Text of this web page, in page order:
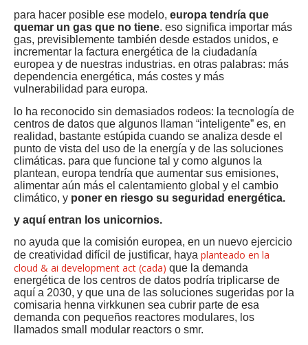
para hacer posible ese modelo, europa tendría que
quemar un gas que no tiene. eso significa importar más
gas, previsiblemente también desde estados unidos, e
incrementar la factura energética de la ciudadanía
europea y de nuestras industrias. en otras palabras: más
dependencia energética, más costes y más
vulnerabilidad para europa.
lo ha reconocido sin demasiados rodeos: la tecnología de
centros de datos que algunos llaman “inteligente” es, en
realidad, bastante estúpida cuando se analiza desde el
punto de vista del uso de la energía y de las soluciones
climáticas. para que funcione tal y como algunos la
plantean, europa tendría que aumentar sus emisiones,
alimentar aún más el calentamiento global y el cambio
climático, y poner en riesgo su seguridad energética.
y aquí entran los unicornios.
no ayuda que la comisión europea, en un nuevo ejercicio
de creatividad difícil de justificar, haya planteado en la
cloud & ai development act (cada) que la demanda
energética de los centros de datos podría triplicarse de
aquí a 2030, y que una de las soluciones sugeridas por la
comisaria henna virkkunen sea cubrir parte de esa
demanda con pequeños reactores modulares, los
llamados small modular reactors o smr.